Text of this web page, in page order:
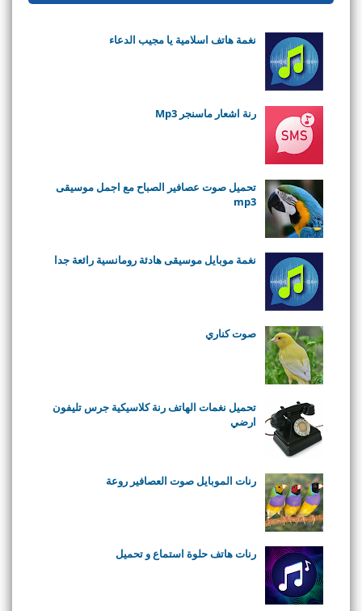
نغمة هاتف اسلامية يا مجيب الدعاء
رنة اشعار ماسنجر Mp3
تحميل صوت عصافير الصباح مع اجمل موسيقى
mp3
نغمة موبايل موسيقى هادئة رومانسية رائعة جدا
صوت كناري
تحميل نغمات الهاتف رنة كلاسيكية جرس تليفون
ارضي
رنات الموبايل صوت العصافير روعة
رنات هاتف حلوة استماع و تحميل